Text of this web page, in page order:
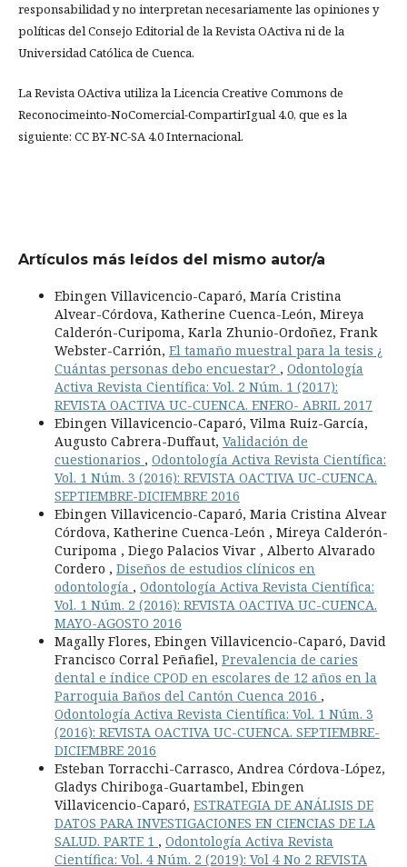
responsabilidad y no interpretan necesariamente las opiniones y
políticas del Consejo Editorial de la Revista OActiva ni de la
Universidad Católica de Cuenca.
La Revista OActiva utiliza la Licencia Creative Commons de
Reconocimeinto-NoComercial-CompartirIgual 4.0, que es la
siguiente: CC BY-NC-SA 4.0 Internacional.
Artículos más leídos del mismo autor/a
Ebingen Villavicencio-Caparó, María Cristina
Alvear-Córdova, Katherine Cuenca-León, Mireya
Calderón-Curipoma, Karla Zhunio-Ordoñez, Frank
Webster-Carrión, El tamaño muestral para la tesis ¿
Cuántas personas debo encuestar? , Odontología
Activa Revista Científica: Vol. 2 Núm. 1 (2017):
REVISTA OACTIVA UC-CUENCA. ENERO- ABRIL 2017
Ebingen Villavicencio-Caparó, Vilma Ruiz-García,
Augusto Cabrera-Duffaut, Validación de
cuestionarios , Odontología Activa Revista Científica:
Vol. 1 Núm. 3 (2016): REVISTA OACTIVA UC-CUENCA.
SEPTIEMBRE-DICIEMBRE 2016
Ebingen Villavicencio-Caparó, Maria Cristina Alvear
Córdova, Katherine Cuenca-León , Mireya Calderón-
Curipoma , Diego Palacios Vivar , Alberto Alvarado
Cordero , Diseños de estudios clínicos en
odontología , Odontología Activa Revista Científica:
Vol. 1 Núm. 2 (2016): REVISTA OACTIVA UC-CUENCA.
MAYO-AGOSTO 2016
Magally Flores, Ebingen Villavicencio-Caparó, David
Francisco Corral Peñafiel, Prevalencia de caries
dental e índice CPOD en escolares de 12 años en la
Parroquia Baños del Cantón Cuenca 2016 ,
Odontología Activa Revista Científica: Vol. 1 Núm. 3
(2016): REVISTA OACTIVA UC-CUENCA. SEPTIEMBRE-
DICIEMBRE 2016
Esteban Torracchi-Carrasco, Andrea Córdova-López,
Gladys Chiriboga-Guartambel, Ebingen
Villavicencio-Caparó, ESTRATEGIA DE ANÁLISIS DE
DATOS PARA INVESTIGACIONES EN CIENCIAS DE LA
SALUD. PARTE 1 , Odontología Activa Revista
Científica: Vol. 4 Núm. 2 (2019): Vol 4 No 2 REVISTA